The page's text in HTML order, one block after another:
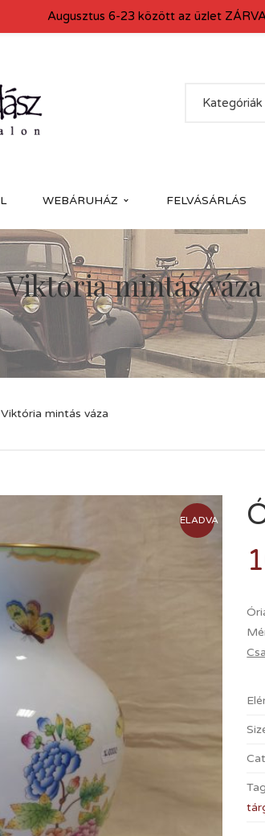
Kategóriák
WEBÁRUHÁZ FELVÁSÁRLÁS
mintás váza
mintás váza
ELADVA
Augusztus 6-23 között az üzlet